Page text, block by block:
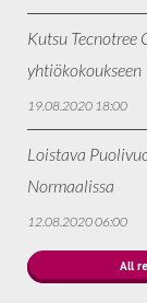
Kutsu Tecnotree
yhtiökokoukseen
19.08.2020 18:00
Loistava
Normaalissa
12.08.2020 06:00
All